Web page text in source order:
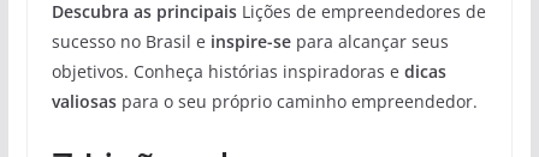
Descubra as principaisLições de empreendedores de
sucesso no Brasil e inspire-separa alcançar seus
objetivos. Conheça histórias inspiradoras e dicas
valiosaspara o seu próprio caminho empreendedor.